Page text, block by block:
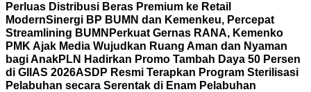
Perluas Distribusi Beras Premium ke Retail
ModernSinergi BP BUMN dan Kemenkeu, Percepat
Streamlining BUMN Perkuat Gernas RANA, Kemenko
PMK Ajak Media Wujudkan Ruang Aman dan Nyaman
bagi AnakPLN Hadirkan Promo Tambah Daya 50 Persen
di GIIAS 2026ASDP Resmi Terapkan Program Sterilisasi
Pelabuhan secara Serentak di Enam Pelabuhan